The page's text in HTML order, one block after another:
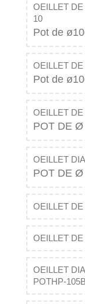
OEILLET
10
Pot de
OEILLET
Pot de
OEILLET
POT DE
OEILLET
POT DE
OEILLET
OEILLET
OEILLET
POTHP-105B